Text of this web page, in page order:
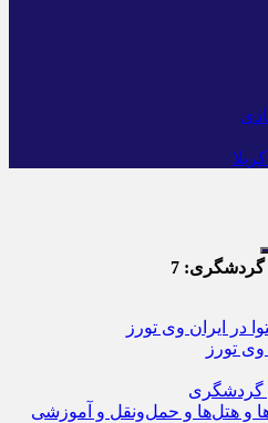
گردشگری:
در ایران وی تورز
وی تورز
گردشگری
و هتل‌ها و حمل‌و‌نقل و آموزشی